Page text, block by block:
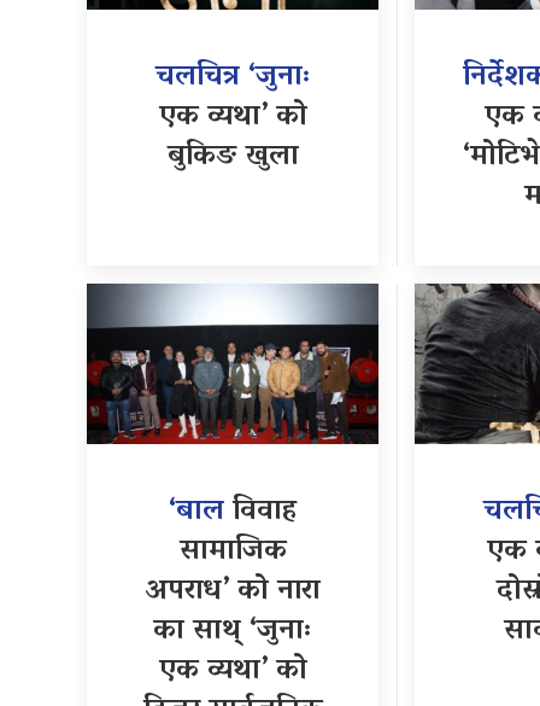
चलचित्र ‘जुनाः
एक व्यथा’ को
बुकिङ खुला
एक
‘बालविवाह
सामाजिक
अपराध’ को नारा
का साथ् ‘जुनाः
एक व्यथा’ को
एक